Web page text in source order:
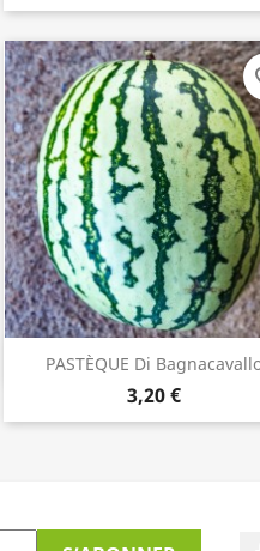
PASTÈQUE Di
3,20 €
INDISPONIBLE